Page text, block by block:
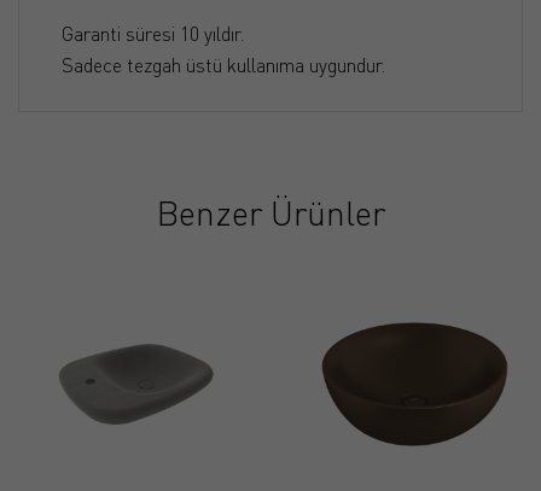
Garanti süresi 10 yıldır.
Sadece tezgah üstü kullanıma uygundur.
Benzer Ürünler